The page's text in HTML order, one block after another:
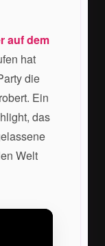
auf dem
hat
die
Ein
das
Welt